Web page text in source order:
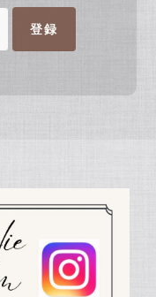
登録